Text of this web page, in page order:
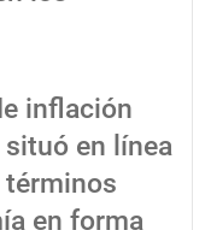
inflación
situó en línea
términos
en forma